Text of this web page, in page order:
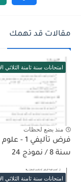
مقالات قد تهمك
امتحانات سنة ثامنة الثلاثي
منذ بضع لحظات
فرض تأليفي
سنة 8 / نموذج 24
امتحانات سنة ثامنة الثلاثي